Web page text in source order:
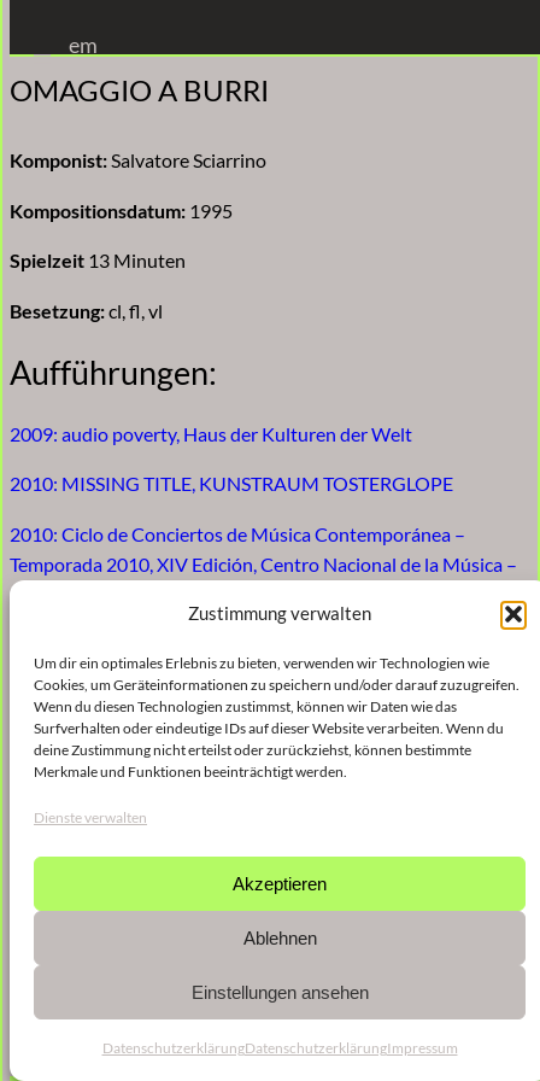
Zustimmung verwalten
Um dir ein optimales Erlebnis zu bieten, verwenden wir Technologien wie
Cookies, um Geräteinformationen zu speichern und/oder darauf zuzugreifen.
Wenn du diesen Technologien zustimmst, können wir Daten wie das
Surfverhalten oder eindeutige IDs auf dieser Website verarbeiten. Wenn du
deine Zustimmung nicht erteilst oder zurückziehst, können bestimmte
Merkmale und Funktionen beeinträchtigt werden.
Dienste verwalten
Akzeptieren
Ablehnen
Einstellungen ansehen
DatenschutzerklärungDatenschutzerklärungImpressum
Inhalt
springen
em
OMAGGIO A BURRI
Komponist:Salvatore Sciarrino
Kompositionsdatum: 1995
Spielzeit 13 Minuten
Besetzung:cl, fl, vl
Aufführungen:
2009: audio poverty, Haus der Kulturen der Welt
2010: MISSING TITLE, KUNSTRAUM TOSTERGLOPE
2010: Ciclo de Conciertos de Música Contemporánea –
Temporada 2010, XIV Edición, Centro Nacional de la Música –
Sala Gustavino